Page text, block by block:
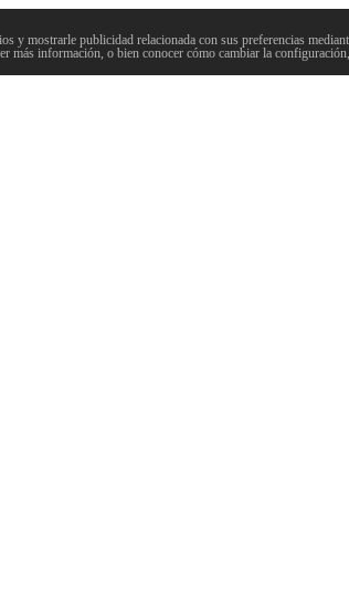
y mostrarle publicidad relacionada con sus preferencias
más información, o bien conocer cómo cambiar la